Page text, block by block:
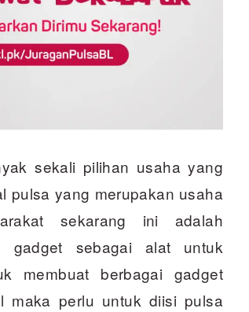
sekali pilihan usaha yang
pulsa yang merupakan usaha
sekarang ini adalah
gadget sebagai alat untuk
membuat berbagai gadget
maka perlu untuk diisi pulsa